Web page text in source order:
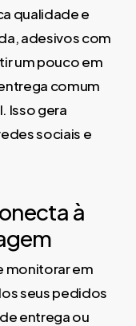
qualidade e
adesivos com
um pouco em
comum
Isso gera
sociais e
à
monitorar em
seus pedidos
entrega ou